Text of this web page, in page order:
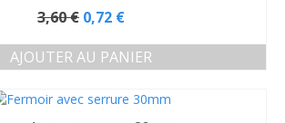
3,60€ Le
initial
était :
0,72 €
AJOUTER AU PANIER